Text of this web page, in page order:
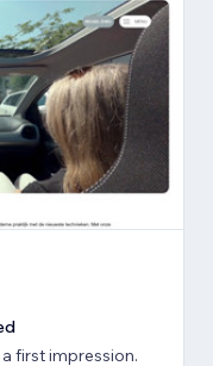
first impression.